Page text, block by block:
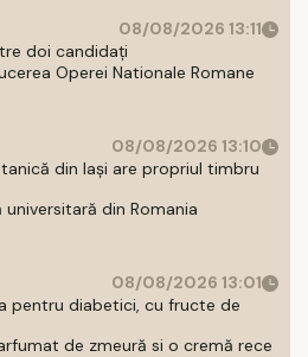
08/08/2026 13:11
doi candidați
Operei Nationale Romane
08/08/2026 13:10
din Iași are propriul timbru
din Romania
08/08/2026 13:01
pentru diabetici, cu fructe de
de zmeură si o cremă rece